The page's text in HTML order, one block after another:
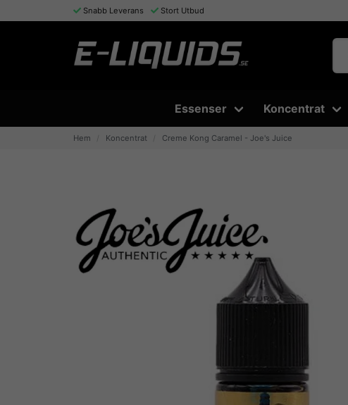
Snabb Leverans Stort Utbud
Essenser Koncentrat
Hem Koncentrat Creme Kong Caramel - Joe's Juice